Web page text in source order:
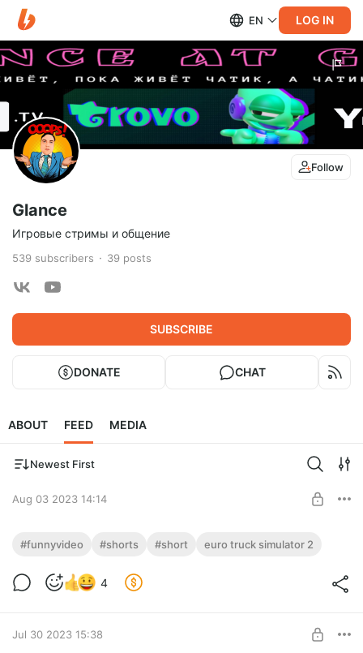
EN LOG IN
Follow
Glance
Игровые стримы и общение
539 subscribers 39 posts
SUBSCRIBE
DONATE CHAT
ABOUT FEED MEDIA
Newest First
Aug 03 2023 14:14
✔️funny Euro Truck Simulator 2✔️Канистра
#funnyvideo
#shorts
Ваша поддержка игрового канала
#funnyvideo #shorts #short euro truck simulator 2
4
Jul 30 2023 15:38